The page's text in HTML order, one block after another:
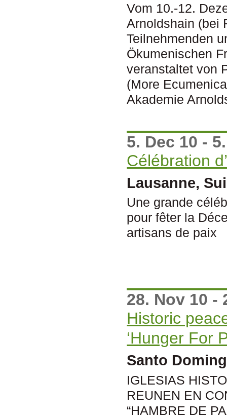
Vom 10.-12.
Arnoldshain (bei
Teilnehmenden
Ökumenischen
veranstaltet von
(More
Akademie
5. Dec 10 -
Célébration
Lausanne,
Une grande
pour fêter la
artisans de paix
28. Nov 10 -
Historic
‘Hunger For
Santo
IGLESIAS
REUNEN EN
“HAMBRE DE